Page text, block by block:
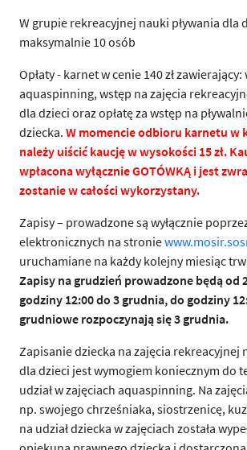
W grupie rekreacyjnej nauki pływania dla
maksymalnie 10 osób
Opłaty - karnet w cenie 140 zł
aquaspinning, wstęp na zajęcia
dla dzieci oraz opłatę za wstęp na
dziecka. W momencie odbioru karnetu w
należy uiścić kaucję w wysokości 15 zł.
wpłacona wyłącznie GOTÓWKĄ i jest
zostanie w całości wykorzystany.
Zapisy – prowadzone są wyłącznie
elektronicznych na stronie
uruchamiane na każdy kolejny miesiąc
Zapisy na grudzień prowadzone będą od
godziny 12:00 do 3 grudnia, do godziny
grudniowe rozpoczynają się 3 grudnia.
Zapisanie dziecka na zajęcia rekreacyjnej
dla dzieci jest wymogiem koniecznym do
udział w zajęciach aquaspinning. Na
np. swojego chrześniaka, siostrzenicę,
na udział dziecka w zajęciach została